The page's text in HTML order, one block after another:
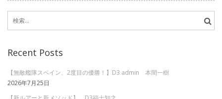
索:
Recent Posts
【無敵艦隊スペイン、2度目の優勝！】D3 admin 本間一樹
2026年7月25日